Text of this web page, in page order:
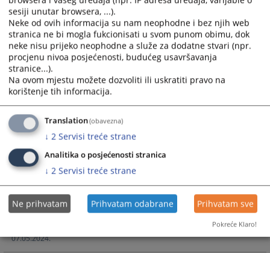
Lista povjerljivih savjetnika u pravosuđu
u BiH sa promo video materijalom
Lista povjerljivih savjetnika u pravosuđu u BiH
10.06.2026.
MEĐUNARODNOG REZIDUALNOG
MEHANIZMA ZA KRIVIČNE SUDOVE U BIH
KANTONALNOM TUŽITELJSTVU ZENIČKO-
POSJETA DELEGACIJE TUŽITELJSTVA MEĐUNARODNOG
REZIDUALNOG MEHANIZMA ZA KRIVIČNE SUDOVE U BIH
KANTONALNOM TUŽITELJSTVU ZENIČKO-DOBOJSKOG
07.05.2024.
sesiji unutar browsera, ...).
Neke od ovih informacija su nam neophodne i bez njih web
stranica ne bi mogla fukcionisati u svom punom obimu, dok
neke nisu prijeko neophodne a služe za dodatne stvari (npr.
procjenu nivoa posjećenosti, budućeg usavršavanja
stranice...).
Na ovom mjestu možete dozvoliti ili uskratiti pravo na
korištenje tih informacija.
Translation(obavezna)
↓ 2 Servisi treće strane
Analitika o posjećenosti stranica
↓ 2 Servisi treće strane
Ne prihvatam Prihvatam odabrane Prihvatam sve
Pokreće Klaro!